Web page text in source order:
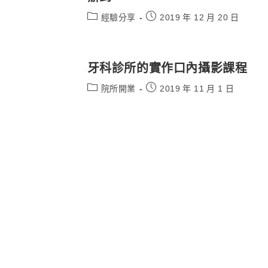
Post經驗分享
Post2019 年 12 月 20 日
牙科診所的實作口內攝影課程
Post院所開業
Post2019 年 11 月 1 日